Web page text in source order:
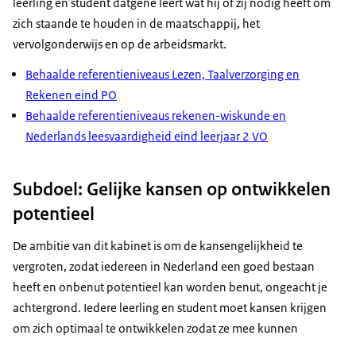
zich staande te houden in de maatschappij, het
vervolgonderwijs en op de arbeidsmarkt.
Behaalde referentieniveaus Lezen, Taalverzorging en
Rekenen eind PO
Behaalde referentieniveaus rekenen-wiskunde en
Nederlands leesvaardigheid eind leerjaar 2 VO
Subdoel: Gelijke kansen op ontwikkelen
potentieel
De ambitie van dit kabinet is om de kansengelijkheid te
vergroten, zodat iedereen in Nederland een goed bestaan
heeft en onbenut potentieel kan worden benut, ongeacht je
achtergrond. Iedere leerling en student moet kansen krijgen
om zich optimaal te ontwikkelen zodat ze mee kunnen